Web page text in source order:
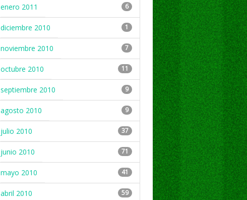
enero 2011 6
diciembre 2010 1
noviembre 2010 7
octubre 2010 11
septiembre 2010 9
agosto 2010 9
julio 2010 37
junio 2010 71
mayo 2010 41
abril 2010 59